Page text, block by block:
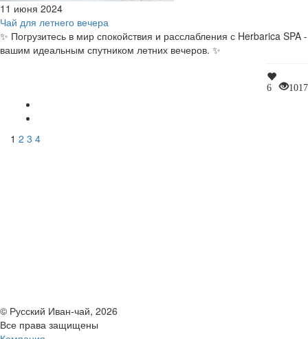
11 июня 2024
Чай для летнего вечера
✨ Погрузитесь в мир спокойствия и расслабления с Herbarica SPA -
вашим идеальным спутником летних вечеров. ✨
6 1017
1 2 3 4
© Русский Иван-чай, 2026
Все права защищены